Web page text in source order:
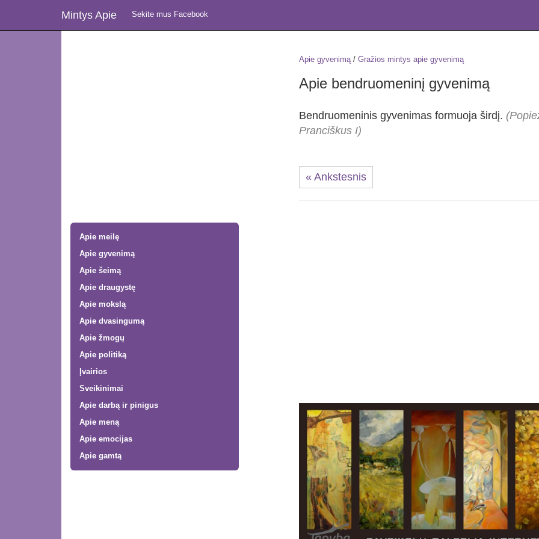
Mintys Apie Sekite mus Facebook
Apie meilę
Apie gyvenimą
Apie šeimą
Apie draugystę
Apie mokslą
Apie dvasingumą
Apie žmogų
Apie politiką
Įvairios
Sveikinimai
Apie darbą ir pinigus
Apie meną
Apie emocijas
Apie gamtą
Apie gyvenimą/ Gražios mintys apie gyvenimą
Apie bendruomeninį gyvenimą
Bendruomeninis gyvenimas formuoja širdį.
Pranciškus I)
« Ankstesnis